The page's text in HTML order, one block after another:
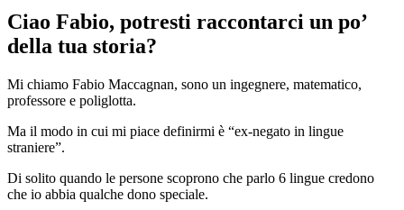
Ciao Fabio, potresti raccontarci un po’
della tua storia?
Mi chiamo Fabio Maccagnan, sono un ingegnere, matematico,
professore e poliglotta.
Ma il modo in cui mi piace definirmi è “ex-negato in lingue
straniere”.
Di solito quando le persone scoprono che parlo 6 lingue credono
che io abbia qualche dono speciale.